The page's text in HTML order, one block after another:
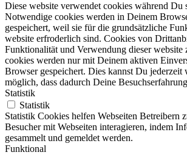
Diese website verwendet cookies während Du
Notwendige cookies werden in Deinem
gespeichert, weil sie für die grundsätzliche
website erfroderlich sind. Cookies von
Funktionalität und Verwendung dieser website
cookies werden nur mit Deinem aktiven
Browser gespeichert. Dies kannst Du jederzeit
möglich, dass dadurch Deine
Statistik
Statistik
Statistik Cookies helfen Webseiten Betreibern
Besucher mit Webseiten interagieren, indem
gesammelt und gemeldet werden.
Funktional